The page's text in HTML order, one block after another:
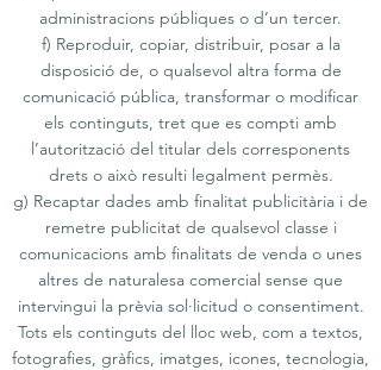
administracions públiques o d’un tercer.
f) Reproduir, copiar, distribuir, posar a la
disposició de, o qualsevol altra forma de
comunicació pública, transformar o modificar
els continguts, tret que es compti amb
l’autorització del titular dels corresponents
drets o això resulti legalment permès.
g) Recaptar dades amb finalitat publicitària i de
remetre publicitat de qualsevol classe i
comunicacions amb finalitats de venda o unes
altres de naturalesa comercial sense que
intervingui la prèvia sol·licitud o consentiment.
Tots els continguts del lloc web, com a textos,
fotografies, gràfics, imatges, icones, tecnologia,